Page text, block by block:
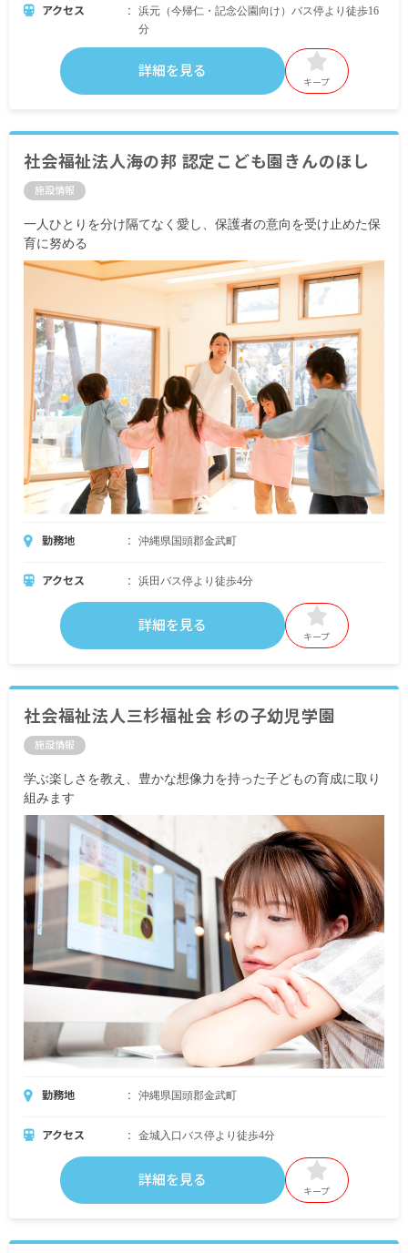
アクセス
浜元（今帰仁・記念公園向け）バス停より徒歩16
分
詳細を見る
キープ
社会福祉法人海の邦 認定こども園きんのほし
施設情報
一人ひとりを分け隔てなく愛し、保護者の意向を受け止めた保
育に努める
勤務地 沖縄県国頭郡金武町
アクセス 浜田バス停より徒歩4分
詳細を見る
キープ
社会福祉法人三杉福祉会 杉の子幼児学園
施設情報
学ぶ楽しさを教え、豊かな想像力を持った子どもの育成に取り
組みます
勤務地 沖縄県国頭郡金武町
アクセス 金城入口バス停より徒歩4分
詳細を見る
キープ